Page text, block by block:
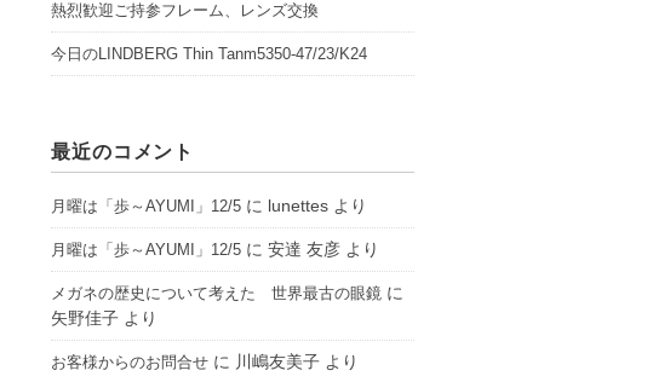
熱烈歓迎ご持参フレーム、レンズ交換
今日のLINDBERG Thin Tanm5350-47/23/K24
最近のコメント
月曜は「歩～AYUMI」12/5 に lunettes より
月曜は「歩～AYUMI」12/5 に安達 友彦 より
メガネの歴史について考えた 世界最古の眼鏡 に
矢野佳子 より
お客様からのお問合せ に 川嶋友美子 より